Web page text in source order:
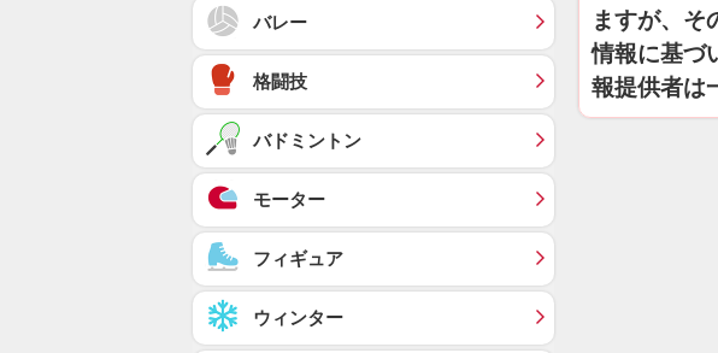
ますが、そ
情報に基づ
報提供者は
バレー
格闘技
バドミントン
モーター
フィギュア
ウィンター